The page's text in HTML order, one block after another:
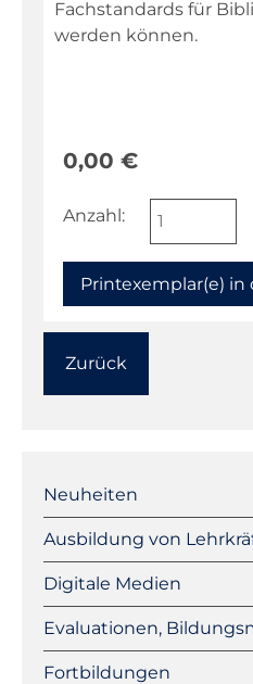
Fachstandards für
werden können.
0,00 €
Anzahl:
Zurück
überspringen
Neuheiten
Ausbildung von
Digitale Medien
Evaluationen,
Fortbildungen